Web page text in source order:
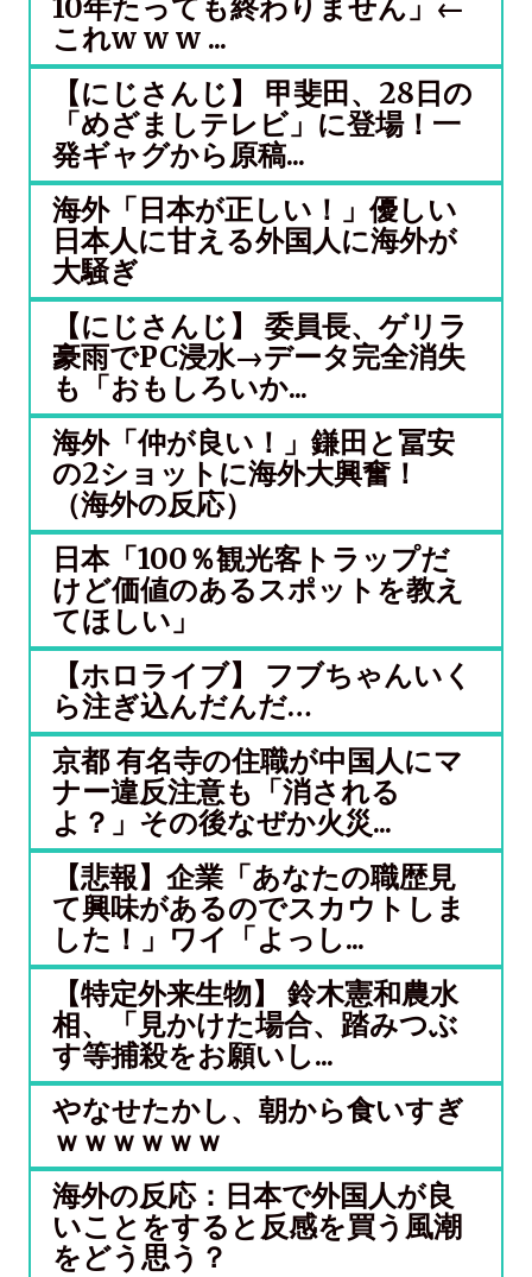
10年たっても終わりません」←
これw w w ...
【にじさんじ】 甲斐田、28日の
「めざましテレビ」に登場！一
発ギャグから原稿...
海外「日本が正しい！」優しい
日本人に甘える外国人に海外が
大騒ぎ
【にじさんじ】 委員長、ゲリラ
豪雨でPC浸水→データ完全消失
も「おもしろいか...
海外「仲が良い！」鎌田と冨安
の2ショットに海外大興奮！
（海外の反応）
日本「100％観光客トラップだ
けど価値のあるスポットを教え
てほしい」
【ホロライブ】 フブちゃんいく
ら注ぎ込んだんだ…
京都 有名寺の住職が中国人にマ
ナー違反注意も「消される
よ？」その後なぜか火災...
【悲報】企業「あなたの職歴見
て興味があるのでスカウトしま
した！」ワイ「よっし...
【特定外来生物】 鈴木憲和農水
相、「見かけた場合、踏みつぶ
す等捕殺をお願いし...
やなせたかし、朝から食いすぎ
ｗｗｗｗｗｗ
海外の反応：日本で外国人が良
いことをすると反感を買う風潮
をどう思う？